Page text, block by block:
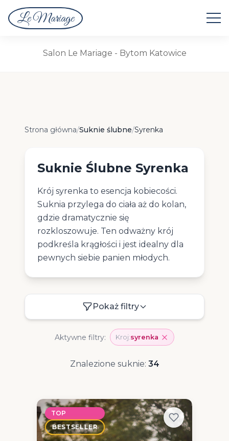
Le MariageSuknie Ślubne
Salon Le Mariage - Bytom Katowice
Suknie Ślubne Syrenka
Strona główna/Suknie ślubne/Syrenka
Suknie Ślubne Syrenka
Krój syrenka to esencja kobiecości.
Suknia przylega do ciała aż do kolan,
gdzie dramatycznie się
rozkloszowuje. Ten odważny krój
podkreśla krągłości i jest idealny dla
pewnych siebie panien młodych.
Pokaż filtry
Aktywne filtry: Kroj:syrenka
Znalezione suknie: 34
TOP
BESTSELLER